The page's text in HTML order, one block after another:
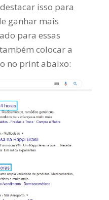
isso para
ganhar mais
para essas
colocar a
no print abaixo: